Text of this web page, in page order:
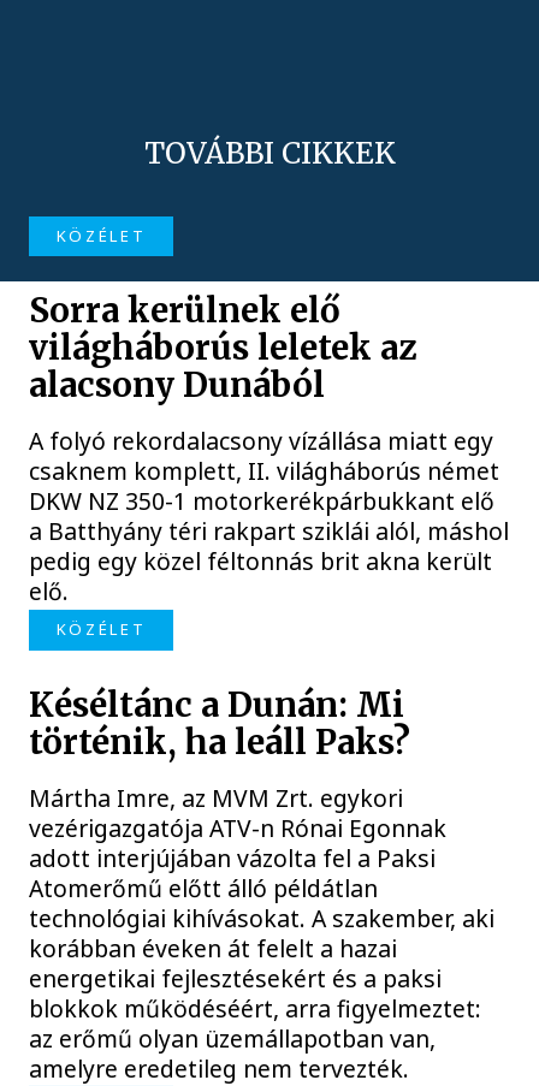
TOVÁBBI CIKKEK
KÖZÉLET
Sorra kerülnek elő
világháborús leletek az
alacsony Dunából
A folyó rekordalacsony vízállása miatt egy
csaknem komplett, II. világháborús német
DKW NZ 350-1 motorkerékpárbukkant elő
a Batthyány téri rakpart sziklái alól, máshol
pedig egy közel féltonnás brit akna került
elő.
KÖZÉLET
Késéltánc a Dunán: Mi
történik, ha leáll Paks?
Mártha Imre, az MVM Zrt. egykori
vezérigazgatója ATV-n Rónai Egonnak
adott interjújában vázolta fel a Paksi
Atomerőmű előtt álló példátlan
technológiai kihívásokat. A szakember, aki
korábban éveken át felelt a hazai
energetikai fejlesztésekért és a paksi
blokkok működéséért, arra figyelmeztet:
az erőmű olyan üzemállapotban van,
amelyre eredetileg nem tervezték.